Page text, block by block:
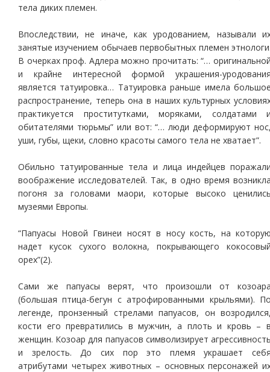
тела диких племен.
Впоследствии, не иначе, как уродованием, называли
занятые изучением обычаев первобытных племен
В очерках проф. Адлера можно прочитать: “…
и крайне интересной формой украшения-
является татуировка… Татуировка раньше имела
распространение, теперь она в наших культурных
практикуется проститутками, моряками, солдатами
обитателями тюрьмы” или вот: “… люди деформируют
уши, губы, щеки, словно красоты самого тела не хватает”.
Обильно татуированные тела и лица индейцев
воображение исследователей. Так, в одно время
погоня за головами маори, которые высоко
музеями Европы.
“Папуасы Новой Гвинеи носят в носу кость, на
надет кусок сухого волокна, покрывающего
орех”(2).
Сами же папуасы верят, что произошли от
(большая птица-бегун с атрофированными крыльями).
легенде, пронзенный стрелами папуасов, он
кости его превратились в мужчин, а плоть и кровь –
женщин. Козоар для папуасов символизирует
и зрелость. До сих пор это племя украшает
атрибутами четырех животных – основных персонажей